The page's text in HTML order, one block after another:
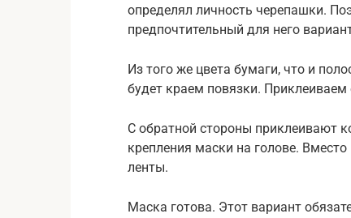
определял личность черепашки.
предпочтительный для него
Из того же цвета бумаги, что и
будет краем повязки.
С обратной стороны приклеивают
крепления маски на голове.
ленты.
Маска готова. Этот вариант